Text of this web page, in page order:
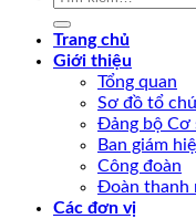
Trang chủ
Giới thiệu
Tổng quan
Sơ đồ tổ
Đảng bộ Cơ
Ban giám
Công đoàn
Đoàn thanh
Các đơn vị